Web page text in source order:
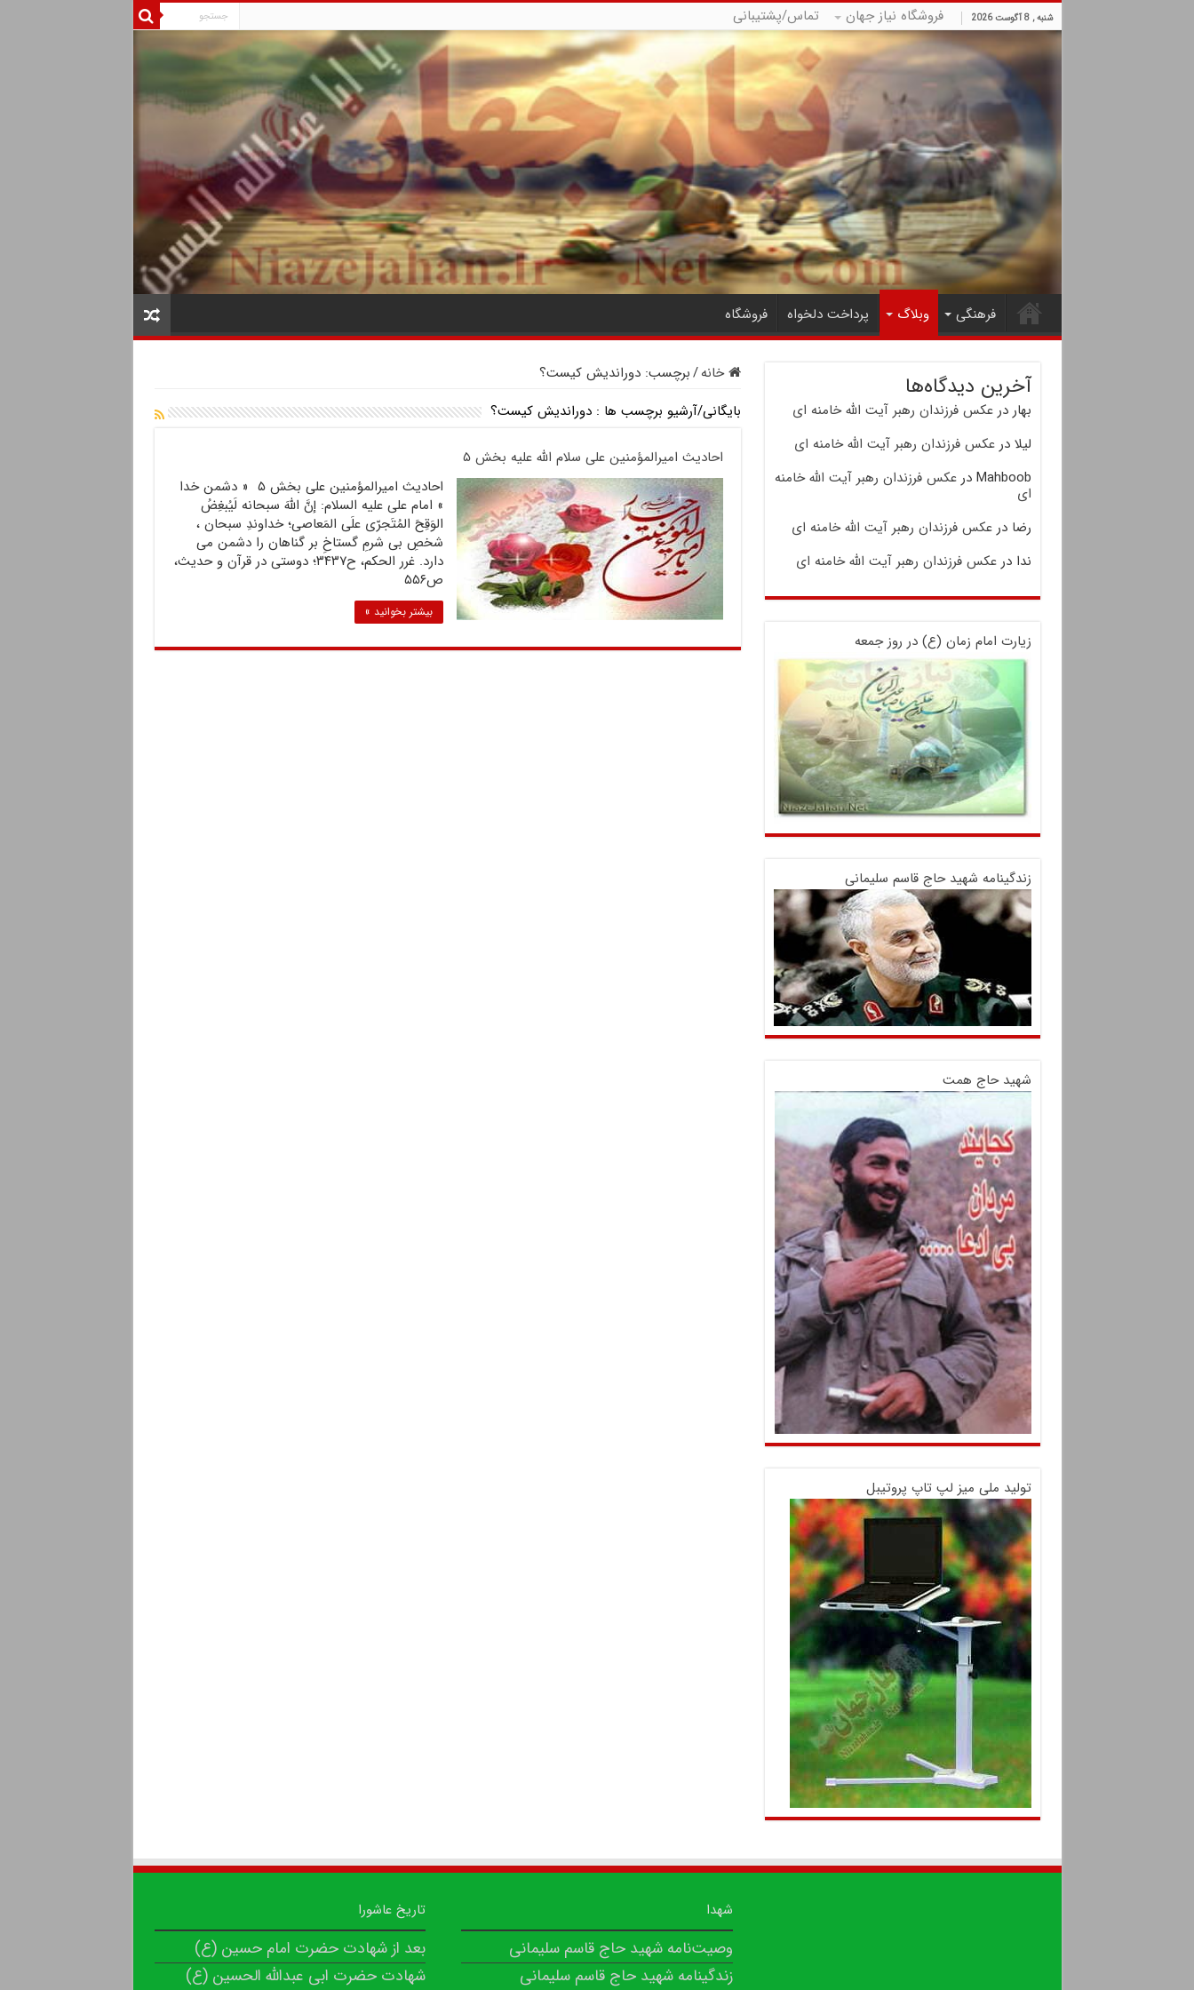
شنبه , 8 آگوست 2026 فروشگاه نیاز جهان تماس/پشتیبانی
فرهنگی وبلاگ پرداخت دلخواه فروشگاه
خانه/برچسب:دوراندیش کیست؟
بایگانی/آرشیو برچسب ها :دوراندیش کیست؟
احادیث امیرالمؤمنین علی سلام الله علیه بخش ۵
احادیث امیرالمؤمنین علی بخش ۵ « دشمن خدا
» امام على علیه السلام: إنَّ اللَّهَ سبحانه لَیُبغِضُ
الوَقِحَ المُتَجرّی علَى المَعاصی؛ خداوندِ سبحان ،
شخصِ بى شرمِ گستاخِ بر گناهان را دشمن مى
دارد. غرر الحکم، ح۳۴۳۷؛ دوستی در قرآن و حدیث،
ص۵۵۶
بیشتر بخوانید »
آخرین دیدگاه‌ها
بهار درعکس فرزندان رهبر آیت الله خامنه ای
لیلا درعکس فرزندان رهبر آیت الله خامنه ای
Mahboob درعکس فرزندان رهبر آیت الله خامنه
ای
رضا درعکس فرزندان رهبر آیت الله خامنه ای
ندا درعکس فرزندان رهبر آیت الله خامنه ای
زیارت امام زمان (ع) در روز جمعه
زندگینامه شهید حاج قاسم سلیمانی
شهید حاج همت
تولید ملی میز لپ تاپ پروتیبل
شهدا
وصیت‌نامه شهید حاج قاسم سلیمانی
زندگینامه شهید حاج قاسم سلیمانی
تاریخ عاشورا
بعد از شهادت حضرت امام حسین (ع)
شهادت حضرت ابی عبدالله الحسین (ع)